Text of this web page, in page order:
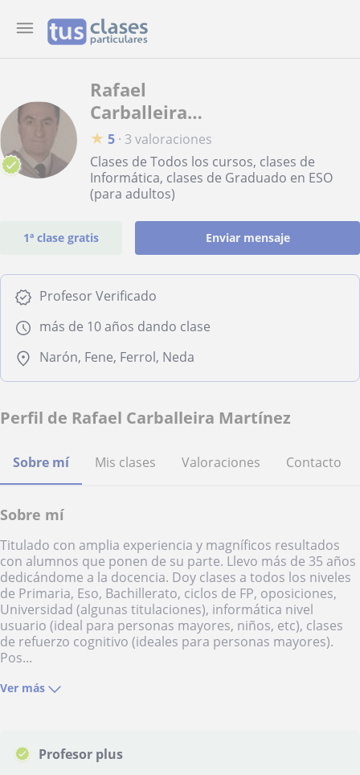
Rafael
Carballeira
Martínez
★ 5 · 3 valoraciones
Clases de Todos los cursos, clases de
Informática, clases de Graduado en ESO
(para adultos)
1ª clase gratis Enviar mensaje
Profesor Verificado
más de 10 años dando clase
Narón, Fene, Ferrol, Neda
Perfil de Rafael Carballeira Martínez
Sobre mí Mis clases Valoraciones Contacto
Sobre mí
Titulado con amplia experiencia y magníficos resultados
con alumnos que ponen de su parte. Llevo más de 35 años
dedicándome a la docencia. Doy clases a todos los niveles
de Primaria, Eso, Bachillerato, ciclos de FP, oposiciones,
Universidad (algunas titulaciones), informática nivel
usuario (ideal para personas mayores, niños, etc), clases
de refuerzo cognitivo (ideales para personas mayores).
Pos...
Ver más
Profesor plus